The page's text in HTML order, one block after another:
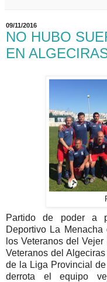
09/11/2016
NO HUBO
EN
Partido de poder a
Deportivo La
los Veteranos del
Veteranos del
de la Liga Provincial
derrota el equipo